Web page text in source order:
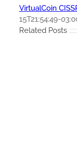
VirtualCoin
15T21:54:49-
Related Posts